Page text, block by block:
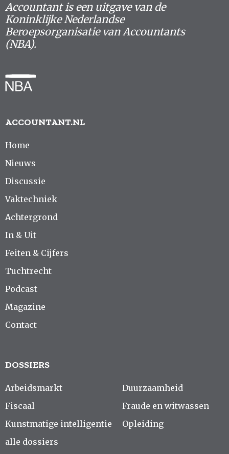
Accountant is een uitgave van de
Koninklijke Nederlandse
Beroepsorganisatie van Accountants
(NBA).
ACCOUNTANT.NL
Home
Nieuws
Discussie
Vaktechniek
Achtergrond
In & Uit
Feiten & Cijfers
Tuchtrecht
Podcast
Magazine
Contact
DOSSIERS
Arbeidsmarkt
Fiscaal
Kunstmatige intelligentie
alle dossiers
Duurzaamheid
Fraude en witwassen
Opleiding